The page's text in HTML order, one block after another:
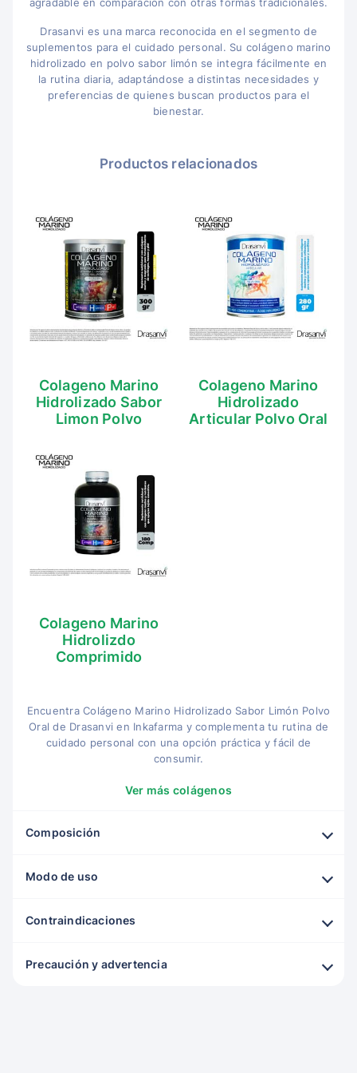
Drasanvi es una marca reconocida en el segmento de
suplementos para el cuidado personal. Su colágeno marino
hidrolizado en polvo sabor limón se integra fácilmente en
la rutina diaria, adaptándose a distintas necesidades y
preferencias de quienes buscan productos para el
bienestar.
Productos relacionados
Colageno Marino
Hidrolizado Sabor
Limon Polvo
Colageno Marino
Hidrolizado
Articular Polvo Oral
Colageno Marino
Hidrolizdo
Comprimido
Encuentra Colágeno Marino Hidrolizado Sabor Limón Polvo
Oral de Drasanvi en Inkafarma y complementa tu rutina de
cuidado personal con una opción práctica y fácil de
consumir.
Ver más colágenos
Composición
Modo de uso
Contraindicaciones
Precaución y advertencia